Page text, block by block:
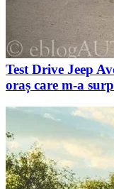
Test Drive Jeep
oraș care m-a